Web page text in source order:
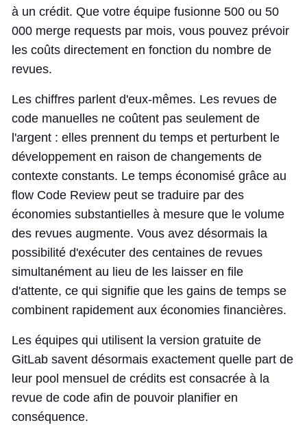
à un crédit. Que votre équipe fusionne 500 ou 50
000 merge requests par mois, vous pouvez prévoir
les coûts directement en fonction du nombre de
revues.
Les chiffres parlent d'eux-mêmes. Les revues de
code manuelles ne coûtent pas seulement de
l'argent : elles prennent du temps et perturbent le
développement en raison de changements de
contexte constants. Le temps économisé grâce au
flow Code Review peut se traduire par des
économies substantielles à mesure que le volume
des revues augmente. Vous avez désormais la
possibilité d'exécuter des centaines de revues
simultanément au lieu de les laisser en file
d'attente, ce qui signifie que les gains de temps se
combinent rapidement aux économies financières.
Les équipes qui utilisent la version gratuite de
GitLab savent désormais exactement quelle part de
leur pool mensuel de crédits est consacrée à la
revue de code afin de pouvoir planifier en
conséquence.